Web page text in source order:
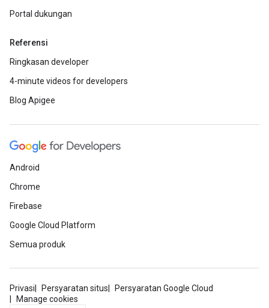
Portal dukungan
Referensi
Ringkasan developer
4-minute videos for developers
Blog Apigee
Android
Chrome
Firebase
Google Cloud Platform
Semua produk
Privasi Persyaratan situs
Persyaratan Google Cloud
Manage cookies